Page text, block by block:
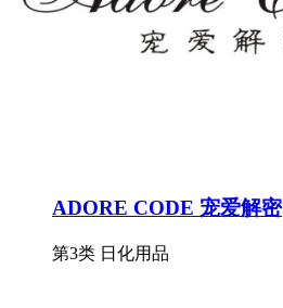
ADORE CODE 宠爱解密
第3类 日化用品